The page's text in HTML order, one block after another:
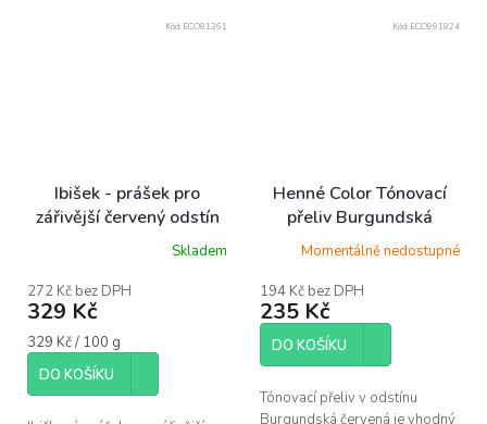
Ibišek - prášek pro
zářivější červený odstín
barvy, 100gSkladem
272 Kč bez DPH
329 Kč
Měrná
cena:
329 Kč / 100 g
DO KOŠÍKU
Kód: ECO81361
Henné Color Tónovací
přeliv Burgundská
červená, 90ml
Momentálně nedostupné
194 Kč bez DPH
235 Kč
DO KOŠÍKU
Tónovací přeliv v odstínu
Burgundská červená je vhodný
Kód: ECO991824